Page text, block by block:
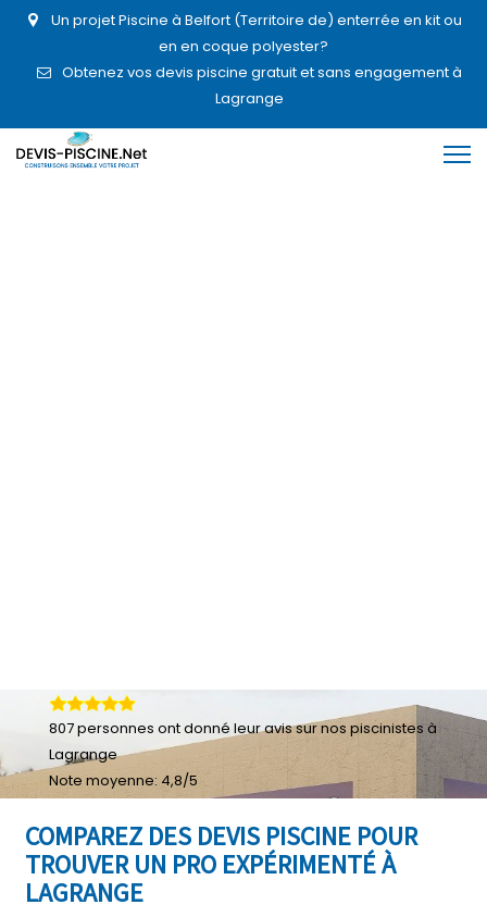
Un projet Piscine à Belfort (Territoire de) enterrée en kit ou
en en coque polyester?
Obtenez vos devis piscine gratuit et sans engagement à
Lagrange
COMPAREZ DES DEVIS PISCINE POUR
TROUVER UN PRO EXPÉRIMENTÉ À
LAGRANGE
807personnes ont donné leuravis sur nos piscinistes à
Lagrange
Note moyenne: 4,8/5